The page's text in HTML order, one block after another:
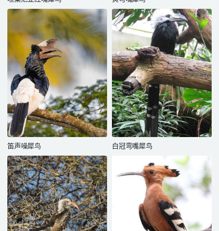
笛声噪犀鸟 白冠弯嘴犀鸟